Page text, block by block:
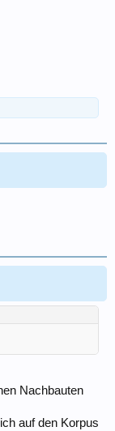
Nachbauten
auf den Korpus